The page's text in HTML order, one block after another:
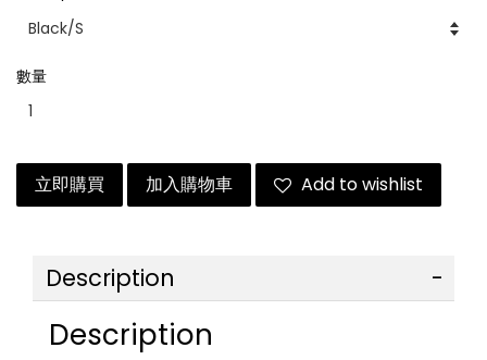
數量
立即購買 加入購物車 Add to wishlist
Description
Description